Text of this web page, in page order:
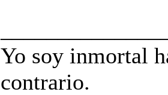
Yo soy inmortal
contrario.